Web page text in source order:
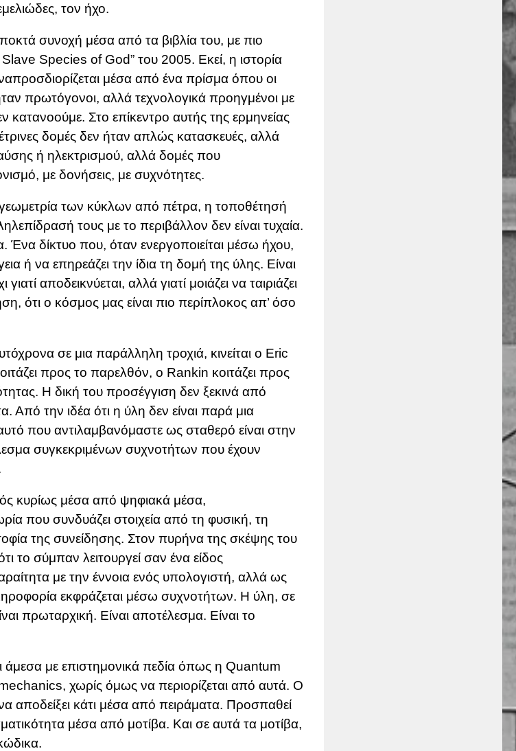
τον ήχο.
συνοχή μέσα από τα βιβλία του, με πιο
Species of God” του 2005. Εκεί, η ιστορία
μέσα από ένα πρίσμα όπου οι
πρωτόγονοι, αλλά τεχνολογικά προηγμένοι με
Στο επίκεντρο αυτής της ερμηνείας
δομές δεν ήταν απλώς κατασκευές, αλλά
ή ηλεκτρισμού, αλλά δομές που
με δονήσεις, με συχνότητες.
των κύκλων από πέτρα, η τοποθέτησή
τους με το περιβάλλον δεν είναι τυχαία.
δίκτυο που, όταν ενεργοποιείται μέσω ήχου,
ή να επηρεάζει την ίδια τη δομή της ύλης. Είναι
γιατί αποδεικνύεται, αλλά γιατί μοιάζει να ταιριάζει
ότι ο κόσμος μας είναι πιο περίπλοκος απ’ όσο
σε μια παράλληλη τροχιά, κινείται ο Eric
προς το παρελθόν, ο Rankin κοιτάζει προς
Η δική του προσέγγιση δεν ξεκινά από
Από την ιδέα ότι η ύλη δεν είναι παρά μια
που αντιλαμβανόμαστε ως σταθερό είναι στην
συγκεκριμένων συχνοτήτων που έχουν
κυρίως μέσα από ψηφιακά μέσα,
που συνδυάζει στοιχεία από τη φυσική, τη
της συνείδησης. Στον πυρήνα της σκέψης του
το σύμπαν λειτουργεί σαν ένα είδος
με την έννοια ενός υπολογιστή, αλλά ως
εκφράζεται μέσω συχνοτήτων. Η ύλη, σε
πρωταρχική. Είναι αποτέλεσμα. Είναι το
άμεσα με επιστημονικά πεδία όπως η Quantum
, χωρίς όμως να περιορίζεται από αυτά. Ο
αποδείξει κάτι μέσα από πειράματα. Προσπαθεί
μέσα από μοτίβα. Και σε αυτά τα μοτίβα,